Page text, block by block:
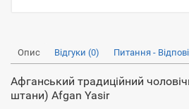
Опис Відгуки (0) Питання -
Афганський традиційний
штани) Afgan Yasir